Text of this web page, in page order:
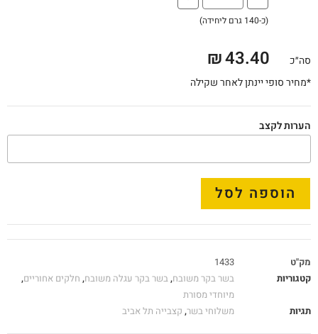
(כ-140 גרם ליחידה)
סה״כ 43.40
₪
*מחיר סופי יינתן לאחר שקילה
הערות לקצב
הוספה לסל
מק"ט
1433
קטגוריות
בשר בקר משובח,בשר בקר עגלה משובח, חלקים אחוריים,
מיוחדי מסורת
תגיות
משלוחי בשר, קצבייה תל אביב